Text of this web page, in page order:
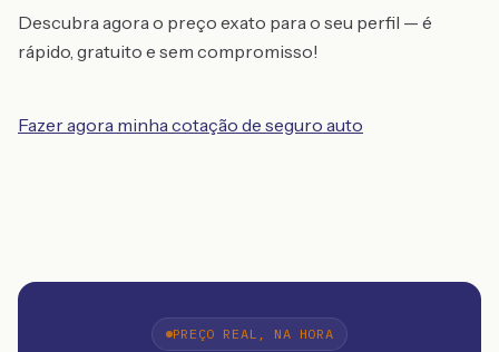
Descubra agora o preço exato para o seu perfil — é
rápido, gratuito e sem compromisso!
Fazer agora minha cotação de seguro auto
PREÇO REAL, NA HORA